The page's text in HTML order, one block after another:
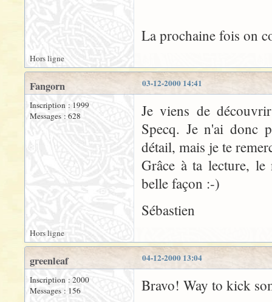
La prochaine fois on
Hors ligne
03-12-2000 14:41
Fangorn
Inscription : 1999
Messages : 628
Je viens de
Specq. Je n'ai donc
détail, mais je te
Grâce à ta lecture,
belle façon :-)
Sébastien
Hors ligne
04-12-2000 13:04
greenleaf
Inscription : 2000
Messages : 156
Bravo! Way to kick